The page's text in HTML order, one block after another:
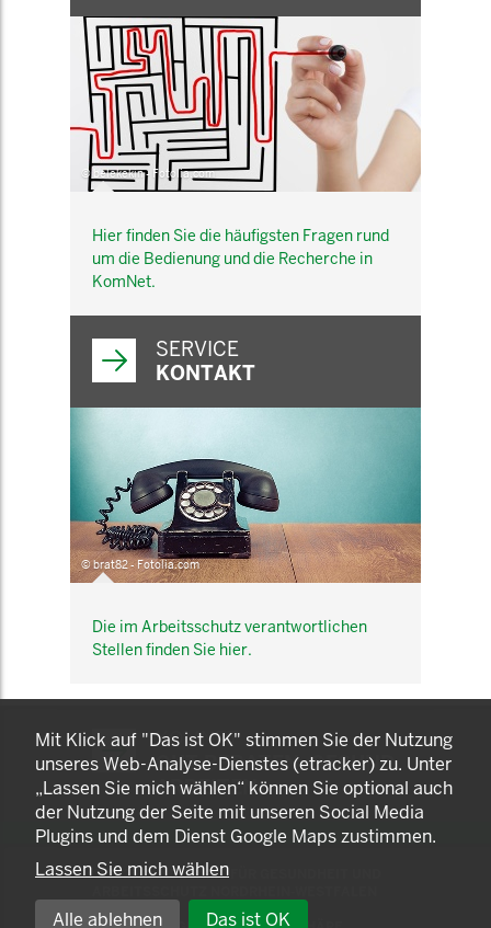
© belekekin - Fotolia.com
Hier finden Sie die häufigsten Fragen rund
um die Bedienung und die Recherche in
KomNet.
SERVICE
KONTAKT
© brat82 - Fotolia.com
Die im Arbeitsschutz verantwortlichen
Stellen finden Sie hier.
KOMNET
GUT BERATEN. GESUND
ARBEITEN.
© 2025 LANDESAMT FÜR GESUNDHEIT UND
Mit Klick auf "Das ist OK" stimmen Sie der Nutzung
unseres Web-Analyse-Dienstes (etracker) zu. Unter
„Lassen Sie mich wählen“ können Sie optional auch
der Nutzung der Seite mit unseren Social Media
Plugins und dem Dienst Google Maps zustimmen.
Lassen Sie mich wählen
Alle ablehnen Das ist OK